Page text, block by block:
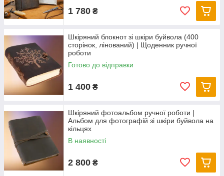
1 780 ₴
Шкіряний блокнот зі шкіри буйвола (400
сторінок, лінований) | Щоденник ручної
роботи
Готово до відправки
1 400 ₴
Шкіряний фотоальбом ручної роботи |
Альбом для фотографій зі шкіри буйвола на
кільцях
В наявності
2 800 ₴